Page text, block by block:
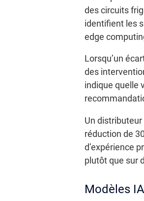
des circuits
identifient les
edge
Lorsqu’un
des
indique quelle
Un
réduction de
d’expérience
plutôt que sur
Modèles